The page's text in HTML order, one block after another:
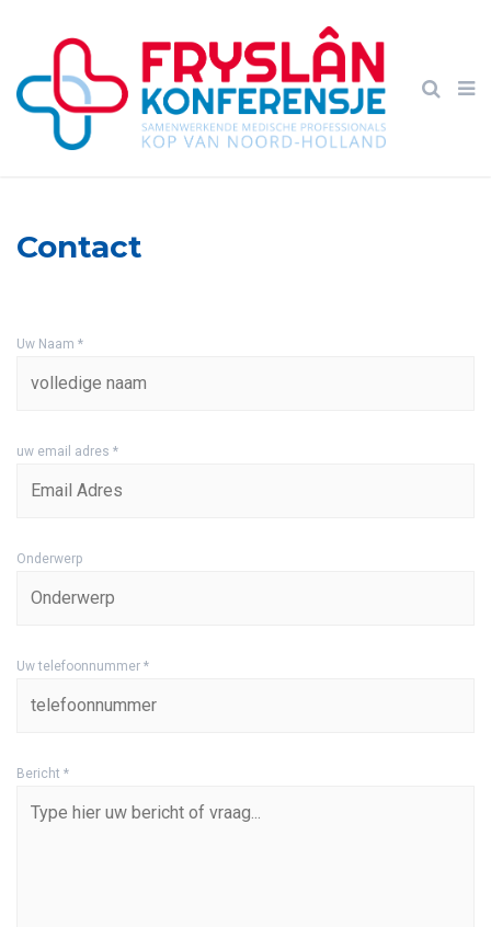
Contact
Uw Naam *
uw email adres *
Onderwerp
Uw telefoonnummer *
Bericht *